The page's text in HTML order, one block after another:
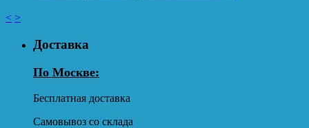
< >
Доставка
По Москве:
Бесплатная доставка
Самовывоз со склада